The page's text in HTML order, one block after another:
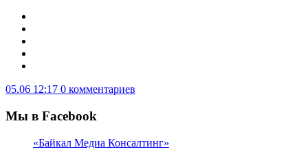
05.06 12:17 0 комментариев
Мы в Facebook
«Байкал Медиа Консалтинг»